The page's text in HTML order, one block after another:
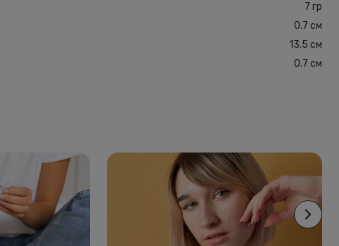
7 гр
0.7 см
13.5 см
0.7 см